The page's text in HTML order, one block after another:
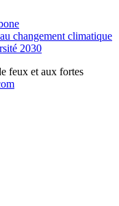
changement climatique
2030
feux et aux fortes